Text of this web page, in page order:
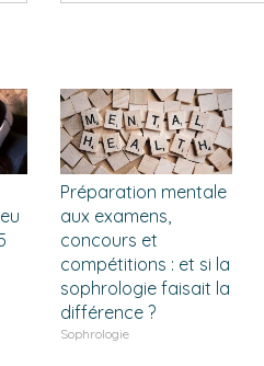
Préparation mentale
aux examens,
concours et
compétitions : et si la
sophrologie faisait la
différence ?
Sophrologie